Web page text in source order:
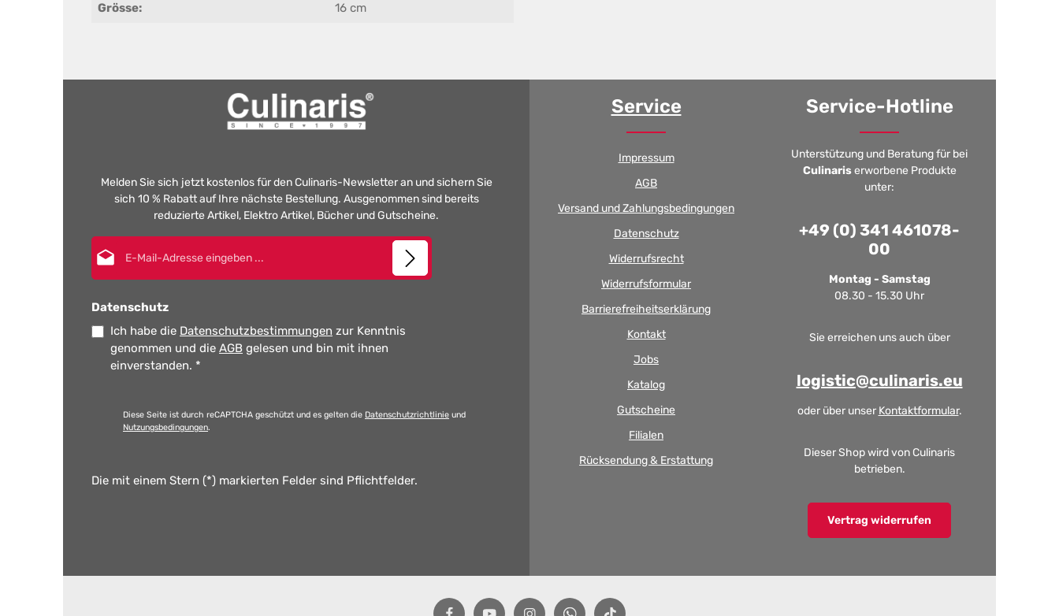
Grösse: 16 cm
Melden Sie sich jetzt kostenlos für den Culinaris-Newsletter an und sichern Sie
sich 10 % Rabatt auf Ihre nächste Bestellung. Ausgenommen sind bereits
reduzierte Artikel, Elektro Artikel, Bücher und Gutscheine.
Datenschutz
Ich habe die Datenschutzbestimmungen zur Kenntnis
genommen und die AGB gelesen und bin mit ihnen
einverstanden. *
Diese Seite ist durch reCAPTCHA geschützt und es gelten die Datenschutzrichtlinie und
Nutzungsbedingungen.
Die mit einem Stern (*) markierten Felder sind Pflichtfelder.
Service
Impressum
AGB
Versand und Zahlungsbedingungen
Datenschutz
Widerrufsrecht
Widerrufsformular
Barrierefreiheitserklärung
Kontakt
Jobs
Katalog
Gutscheine
Filialen
Rücksendung & Erstattung
Service-Hotline
Unterstützung und Beratung für bei
Culinariserworbene Produkte
unter:
+49 (0) 341 461078-
00
Montag - Samstag
08.30 - 15.30 Uhr
Sie erreichen uns auch über
logistic@culinaris.eu
oder über unser Kontaktformular.
Dieser Shop wird von Culinaris
betrieben.
Vertrag widerrufen